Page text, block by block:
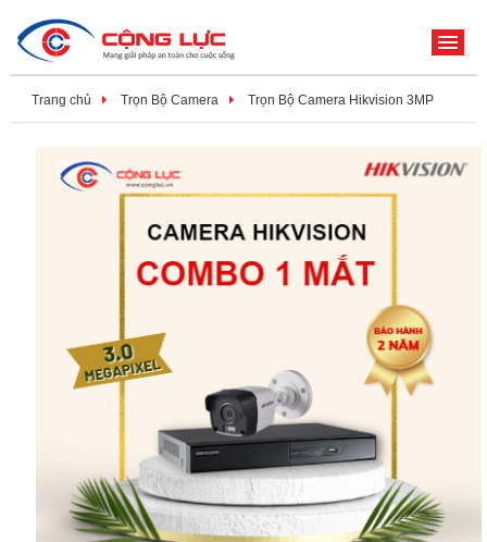
Trang chủ Trọn Bộ Camera Trọn Bộ Camera Hikvision 3MP